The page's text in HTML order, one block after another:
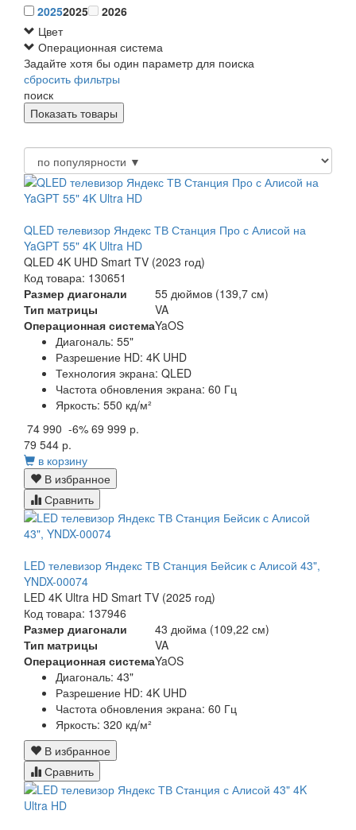
20252025
2026
Цвет
Операционная система
Задайте хотя бы один параметр для поиска
сбросить фильтры
поиск
QLED телевизор Яндекс ТВ Станция Про с Алисой на
YaGPT 55" 4K Ultra HD
QLED 4K UHD Smart TV (2023 год)
Код товара: 130651
Размер диагонали
55 дюймов (139,7 см)
Тип матрицы
VA
Операционная системаYaOS
Диагональ: 55"
Разрешение HD: 4K UHD
Технология экрана: QLED
Частота обновления экрана: 60 Гц
Яркость: 550 кд/м²
74 990 -6% 69 999 р.
79 544 р.
в корзину
В избранное
Сравнить
LED телевизор Яндекс ТВ Станция Бейсик с Алисой 43",
YNDX-00074
LED 4K Ultra HD Smart TV (2025 год)
Код товара: 137946
Размер диагонали
43 дюйма (109,22 см)
Тип матрицы
VA
Операционная системаYaOS
Диагональ: 43"
Разрешение HD: 4K UHD
Частота обновления экрана: 60 Гц
Яркость: 320 кд/м²
В избранное
Сравнить